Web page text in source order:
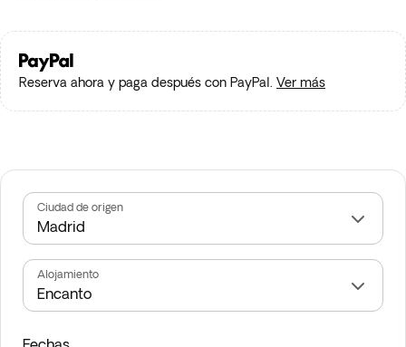
Reserva ahora y paga después con PayPal. Ver más
Ciudad de origen
Alojamiento